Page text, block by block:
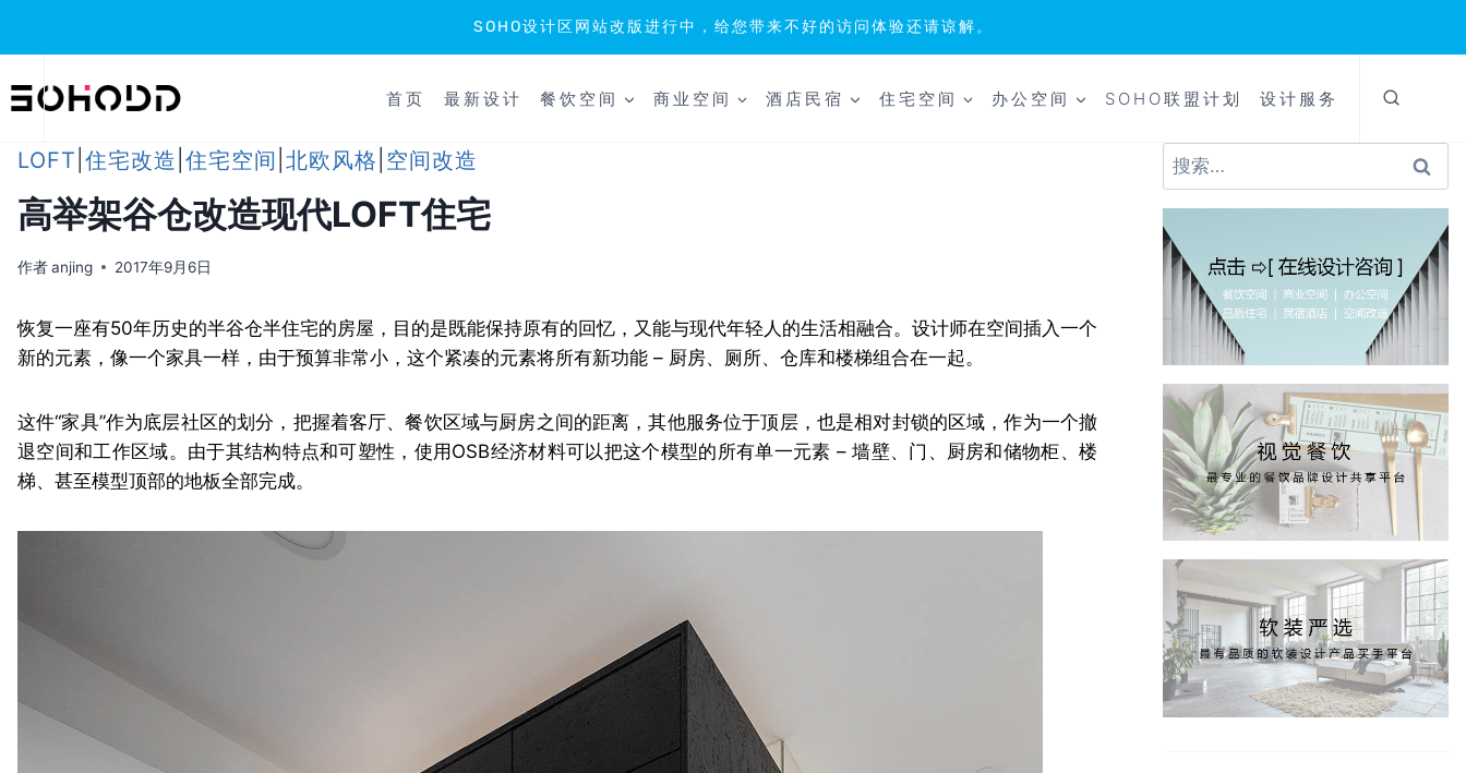
SOHO设计区网站改版进行中，给您带来不好的访问体验还请谅解。
到
首页 最新设计 餐饮空间 商业空间 酒店民宿 住宅空间 办公空间 SOHO联盟计划 设计服务
LOFT 住宅改造 住宅空间 北欧风格 空间改造
高举架谷仓改造现代LOFT住宅
作者anjing 2017年9月6日
恢复一座有50年历史的半谷仓半住宅的房屋，目的是既能保持原有的回忆，又能与现代年轻人的生活相融合。设计师在空间插入一个
新的元素，像一个家具一样，由于预算非常小，这个紧凑的元素将所有新功能 – 厨房、厕所、仓库和楼梯组合在一起。
这件“家具”作为底层社区的划分，把握着客厅、餐饮区域与厨房之间的距离，其他服务位于顶层，也是相对封锁的区域，作为一个撤
退空间和工作区域。由于其结构特点和可塑性，使用OSB经济材料可以把这个模型的所有单一元素 – 墙壁、门、厨房和储物柜、楼
梯、甚至模型顶部的地板全部完成。
搜
索：